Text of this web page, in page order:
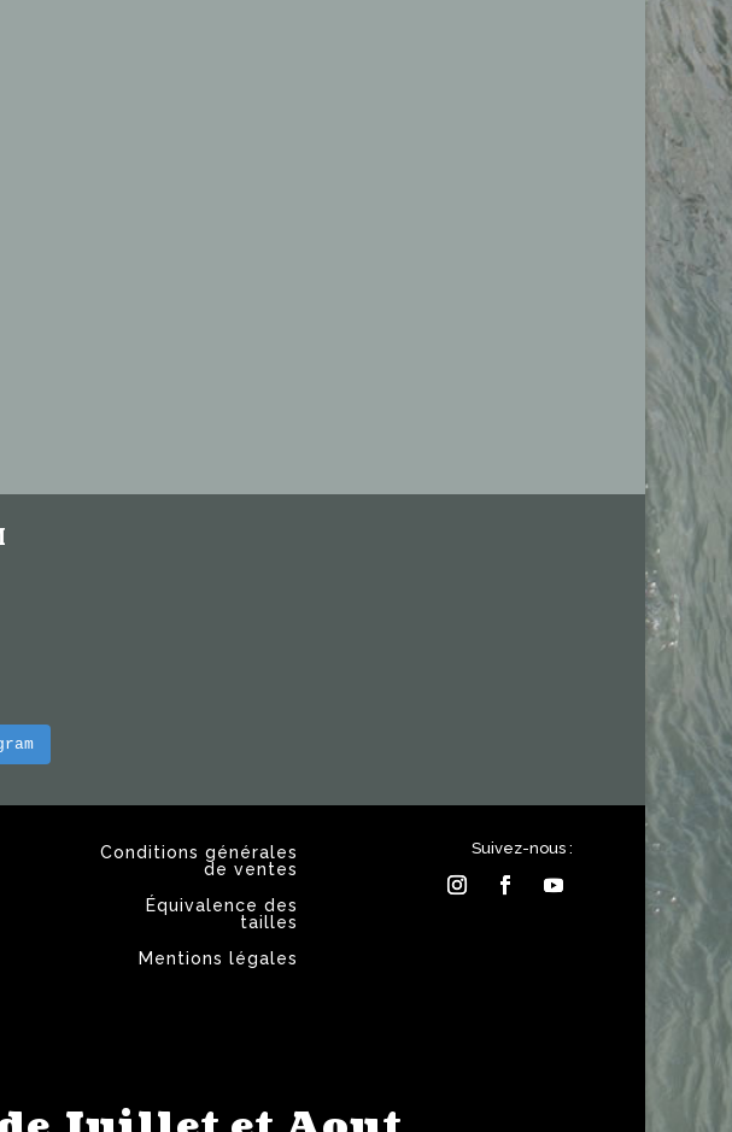
Conditions générales
de ventes
Équivalence des
tailles
Mentions légales
Suivez-nous :